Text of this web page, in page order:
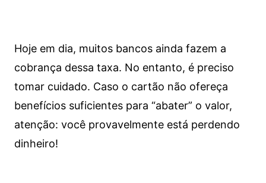
Hoje em dia, muitos bancos ainda fazem a
cobrança dessa taxa. No entanto, é preciso
tomar cuidado. Caso o cartão não ofereça
benefícios suficientes para “abater” o valor,
atenção: você provavelmente está perdendo
dinheiro!